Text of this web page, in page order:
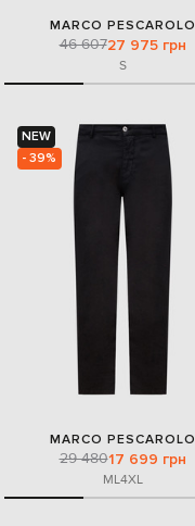
MARCO PESCAROLO
46 60727 975 грн
S
NEW
- 39%
MARCO PESCAROLO
29 48017 699 грн
ML4XL